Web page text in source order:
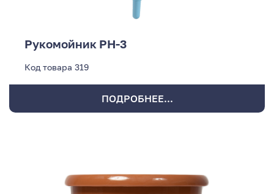
Рукомойник РН-3
Код товара 319
ПОДРОБНЕЕ...